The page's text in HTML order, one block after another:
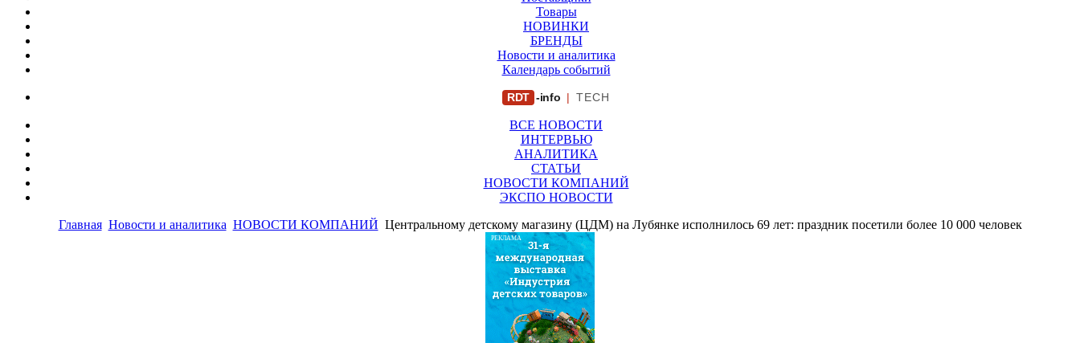
Товары
НОВИНКИ
БРЕНДЫ
Новости и аналитика
Календарь событий
RDT -info | TECH
ВСЕ НОВОСТИ
ИНТЕРВЬЮ
АНАЛИТИКА
СТАТЬИ
НОВОСТИ КОМПАНИЙ
ЭКСПО НОВОСТИ
Главная Новости и аналитика НОВОСТИ КОМПАНИЙ Центральному детскому магазину (ЦДМ) на Лубянке исполнилось 69 лет: праздник посетили более 10 000 человек
РЕКЛАМА